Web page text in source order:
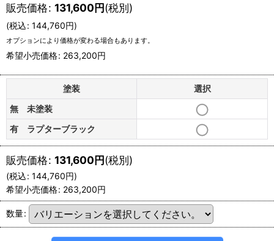
販売価格: 131,600円(税別)
(税込: 144,760円)
オプションにより価格が変わる場合もあります。
希望小売価格: 263,200円
塗装
選択
無 未塗装
有 ラプターブラック
販売価格: 131,600円(税別)
(税込: 144,760円)
希望小売価格: 263,200円
数量: